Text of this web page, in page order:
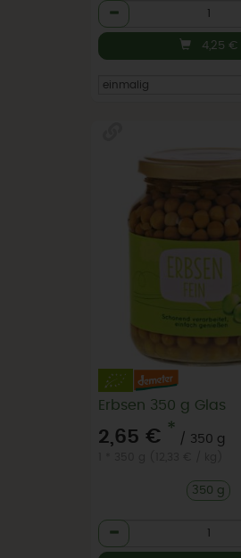
Anzahl
4,25 €
Erbsen 350 g Glas
2,65 € *
/ 350 g
350 g
Anzahl